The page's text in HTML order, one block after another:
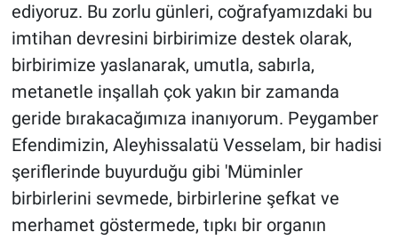
ediyoruz. Bu zorlu günleri, coğrafyamızdaki bu
imtihan devresini birbirimize destek olarak,
birbirimize yaslanarak, umutla, sabırla,
metanetle inşallah çok yakın bir zamanda
geride bırakacağımıza inanıyorum. Peygamber
Efendimizin, Aleyhissalatü Vesselam, bir hadisi
şeriflerinde buyurduğu gibi 'Müminler
birbirlerini sevmede, birbirlerine şefkat ve
merhamet göstermede, tıpkı bir organın